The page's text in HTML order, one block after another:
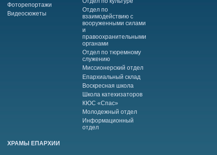
Фоторепортажи
Видеосюжеты
Отдел по
взаимодействию с
вооруженными силами
и
правоохранительными
органами
Отдел по тюремному
служению
Миссионерский отдел
Епархиальный склад
Воскресная школа
Школа катехизаторов
КЮС «Спас»
Молодежный отдел
Информационный
отдел
ХРАМЫ ЕПАРХИИ